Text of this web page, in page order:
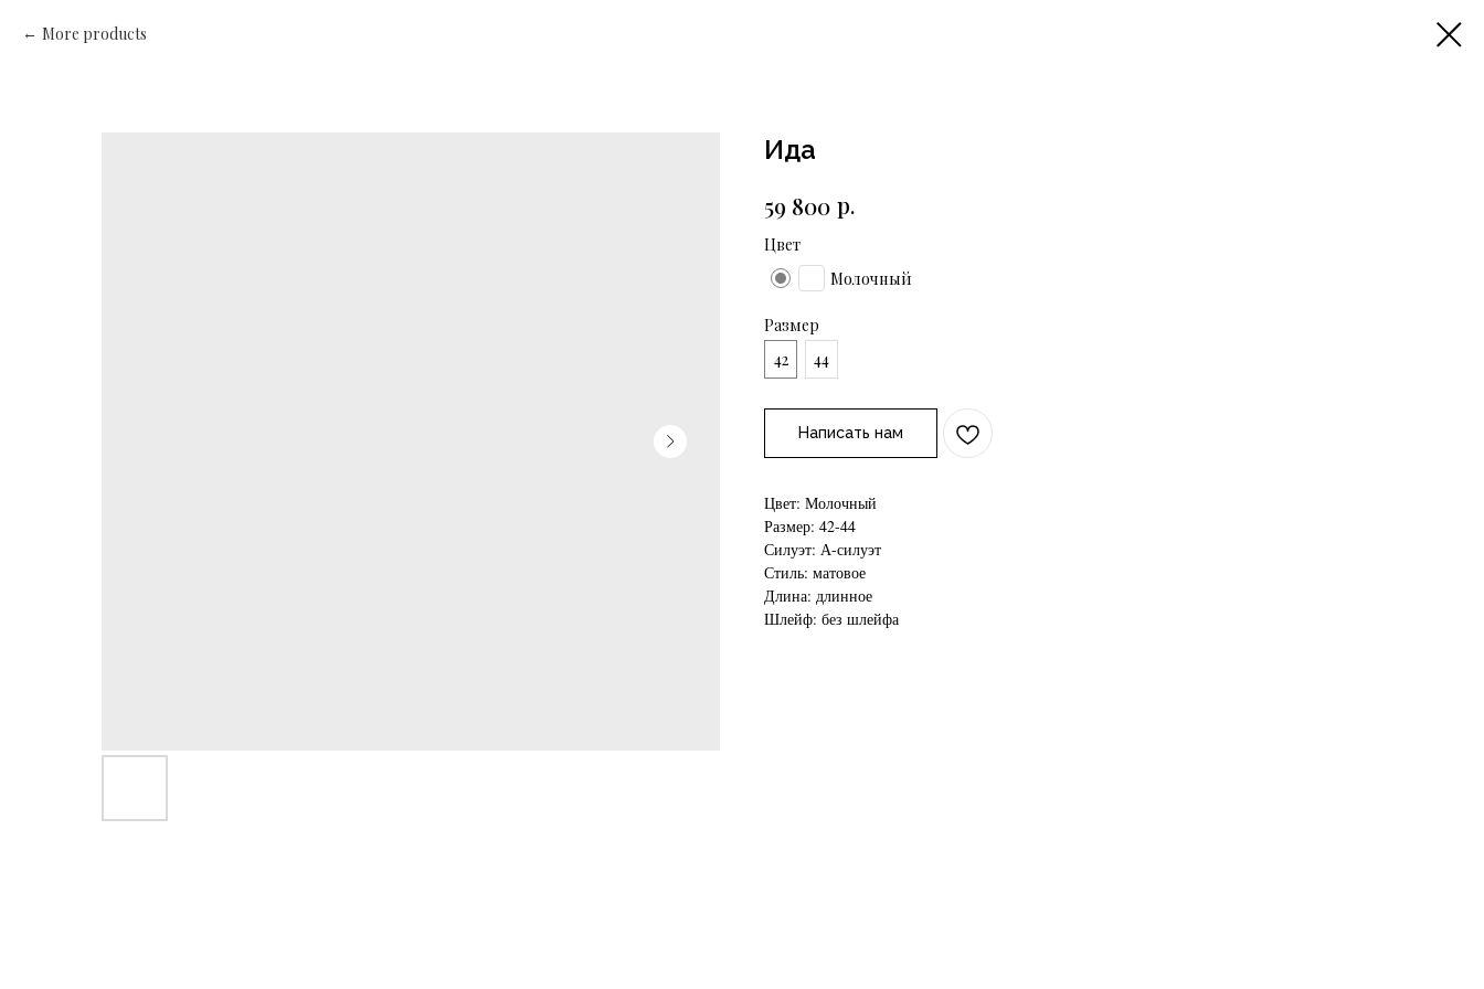
More products
Ида
59 800 р.
Цвет
Молочный
Размер
42
44
Написать нам
Цвет: Молочный
Размер: 42-44
Силуэт: А-силуэт
Стиль: матовое
Длина: длинное
Шлейф: без шлейфа